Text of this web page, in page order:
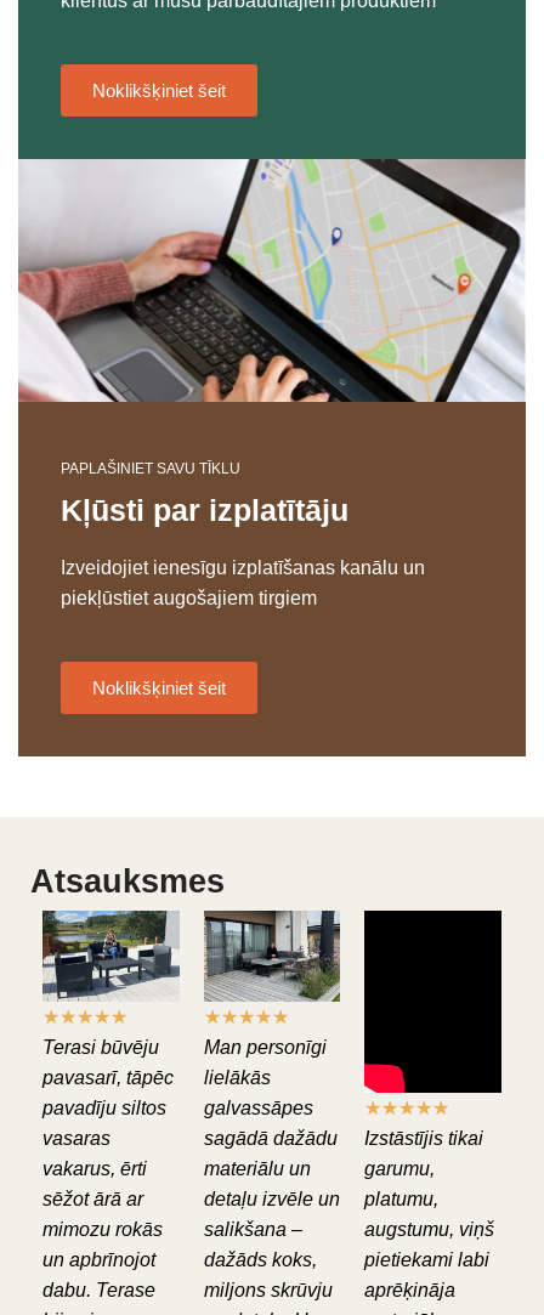
Noklikšķiniet šeit
PAPLAŠINIET SAVU TĪKLU
Kļūsti par izplatītāju
Izveidojiet ienesīgu izplatīšanas kanālu un
piekļūstiet augošajiem tirgiem
Noklikšķiniet šeit
Atsauksmes
★★★★★
Terasi būvēju
pavasarī, tāpēc
pavadīju siltos
vasaras
vakarus, ērti
sēžot ārā ar
mimozu rokās
un apbrīnojot
dabu. Terase
★★★★★
Man personīgi
lielākās
galvassāpes
sagādā dažādu
materiālu un
detaļu izvēle un
salikšana –
dažāds koks,
miljons skrūvju
★★★★★
Izstāstījis tikai
garumu,
platumu,
augstumu, viņš
pietiekami labi
aprēķināja